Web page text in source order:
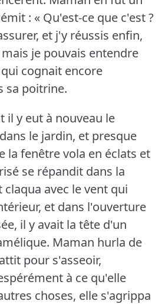
: « Qu'est-ce que c'est ?
et j'y réussis enfin,
je pouvais entendre
cognait encore
sa poitrine.
il y eut à nouveau le
le jardin, et presque
la fenêtre vola en éclats et
se répandit dans la
claqua avec le vent qui
et dans l'ouverture
il y avait la tête d'un
Maman hurla de
pour s'asseoir,
à ce qu'elle
choses, elle s'agrippa